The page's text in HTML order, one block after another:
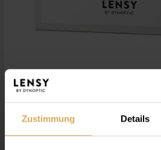
Zustimmung Details
Lensy Daily Comfort
90er Packung